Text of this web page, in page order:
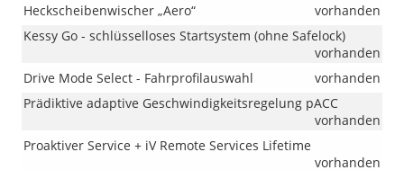
Heckscheibenwischer „Aero“
vorhanden
Kessy Go - schlüsselloses Startsystem (ohne Safelock)
vorhanden
Drive Mode Select - Fahrprofilauswahl
vorhanden
Prädiktive adaptive Geschwindigkeitsregelung pACC
vorhanden
Proaktiver Service + iV Remote Services Lifetime
vorhanden